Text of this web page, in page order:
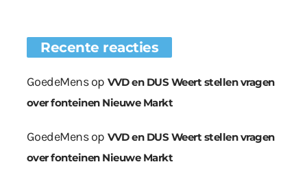
Recente reacties
GoedeMensop VVD en DUS Weert stellen vragen
over fonteinen Nieuwe Markt
GoedeMensop VVD en DUS Weert stellen vragen
over fonteinen Nieuwe Markt